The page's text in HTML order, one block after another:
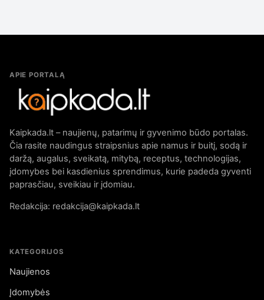
APIE PORTALĄ
Kaipkada.lt – naujienų, patarimų ir gyvenimo būdo portalas.
Čia rasite naudingus straipsnius apie namus ir buitį, sodą ir
daržą, augalus, sveikatą, mitybą, receptus, technologijas,
įdomybes bei kasdienius sprendimus, kurie padeda gyventi
paprasčiau, sveikiau ir įdomiau.
Redakcija: redakcija@kaipkada.lt
KATEGORIJOS
Naujienos
Įdomybės